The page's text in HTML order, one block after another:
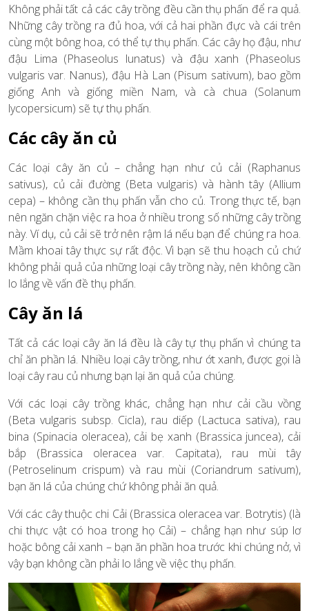
Không phải tất cả các cây trồng đều cần thụ phấn để ra quả.
Những cây trồng ra đủ hoa, với cả hai phần đực và cái trên
cùng một bông hoa, có thể tự thụ phấn. Các cây họ đậu, như
đậu Lima (Phaseolus lunatus) và đậu xanh (Phaseolus
vulgaris var. Nanus), đậu Hà Lan (Pisum sativum), bao gồm
giống Anh và giống miền Nam, và cà chua (Solanum
lycopersicum) sẽ tự thụ phấn.
Các cây ăn củ
Các loại cây ăn củ – chẳng hạn như củ cải (Raphanus
sativus), củ cải đường (Beta vulgaris) và hành tây (Allium
cepa) – không cần thụ phấn vẫn cho củ. Trong thực tế, bạn
nên ngăn chặn việc ra hoa ở nhiều trong số những cây trồng
này. Ví dụ, củ cải sẽ trở nên rậm lá nếu bạn để chúng ra hoa.
Mầm khoai tây thực sự rất độc. Vì bạn sẽ thu hoạch củ chứ
không phải quả của những loại cây trồng này, nên không cần
lo lắng về vấn đề thụ phấn.
Cây ăn lá
Tất cả các loại cây ăn lá đều là cây tự thụ phấn vì chúng ta
chỉ ăn phần lá. Nhiều loại cây trồng, như ớt xanh, được gọi là
loại cây rau củ nhưng bạn lại ăn quả của chúng.
Với các loại cây trồng khác, chẳng hạn như cải cầu vồng
(Beta vulgaris subsp. Cicla), rau diếp (Lactuca sativa), rau
bina (Spinacia oleracea), cải bẹ xanh (Brassica juncea), cải
bắp (Brassica oleracea var. Capitata), rau mùi tây
(Petroselinum crispum) và rau mùi (Coriandrum sativum),
bạn ăn lá của chúng chứ không phải ăn quả.
Với các cây thuộc chi Cải (Brassica oleracea var. Botrytis) (là
chi thực vật có hoa trong họ Cải) – chẳng hạn như súp lơ
hoặc bông cải xanh – bạn ăn phần hoa trước khi chúng nở, vì
vậy bạn không cần phải lo lắng về việc thụ phấn.